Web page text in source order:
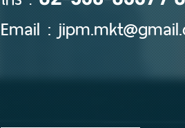
Email :